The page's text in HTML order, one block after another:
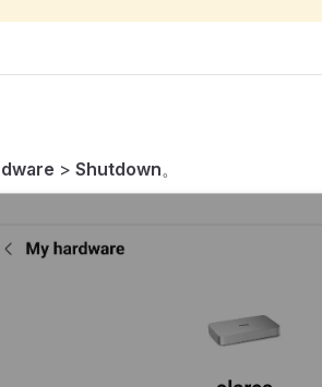
> Shutdown。